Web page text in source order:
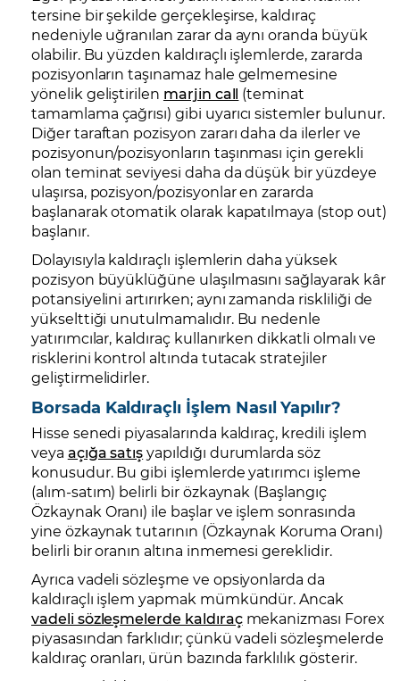
tersine bir şekilde gerçekleşirse, kaldıraç
nedeniyle uğranılan zarar da aynı oranda büyük
olabilir. Bu yüzden kaldıraçlı işlemlerde, zararda
pozisyonların taşınamaz hale gelmemesine
yönelik geliştirilen marjin call (teminat
tamamlama çağrısı) gibi uyarıcı sistemler bulunur.
Diğer taraftan pozisyon zararı daha da ilerler ve
pozisyonun/pozisyonların taşınması için gerekli
olan teminat seviyesi daha da düşük bir yüzdeye
ulaşırsa, pozisyon/pozisyonlar en zararda
başlanarak otomatik olarak kapatılmaya (stop out)
başlanır.
Dolayısıyla kaldıraçlı işlemlerin daha yüksek
pozisyon büyüklüğüne ulaşılmasını sağlayarak kâr
potansiyelini artırırken; aynı zamanda riskliliği de
yükselttiği unutulmamalıdır. Bu nedenle
yatırımcılar, kaldıraç kullanırken dikkatli olmalı ve
risklerini kontrol altında tutacak stratejiler
geliştirmelidirler.
Borsada Kaldıraçlı İşlem Nasıl Yapılır?
Hisse senedi piyasalarında kaldıraç, kredili işlem
veya açığa satışyapıldığı durumlarda söz
konusudur. Bu gibi işlemlerde yatırımcı işleme
(alım-satım) belirli bir özkaynak (Başlangıç
Özkaynak Oranı) ile başlar ve işlem sonrasında
yine özkaynak tutarının (Özkaynak Koruma Oranı)
belirli bir oranın altına inmemesi gereklidir.
Ayrıca vadeli sözleşme ve opsiyonlarda da
kaldıraçlı işlem yapmak mümkündür. Ancak
vadeli sözleşmelerde kaldıraçmekanizması Forex
piyasasından farklıdır; çünkü vadeli sözleşmelerde
kaldıraç oranları, ürün bazında farklılık gösterir.